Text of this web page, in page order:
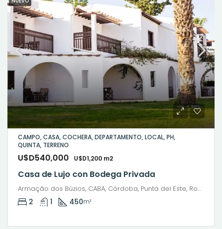
CAMPO, CASA, COCHERA, DEPARTAMENTO, LOCAL, PH,
QUINTA, TERRENO
U$D540,000 U$D1,200 m2
Casa de Lujo con Bodega Privada
Armação dos Búzios, CABA, Córdoba, Punta del Este, Rosario, Santiago de Chile, Valparaíso, Villa Dolores, Viña del Mar
2 1 450m²